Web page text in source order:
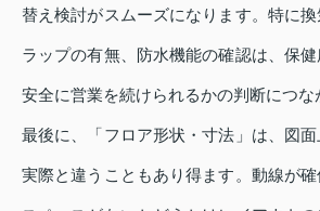
替え検討がスムーズになります。特に
ラップの有無、防水機能の確認は、保健
安全に営業を続けられるかの判断につな
最後に、「フロア形状・寸法」は、図
実際と違うこともあり得ます。動線が